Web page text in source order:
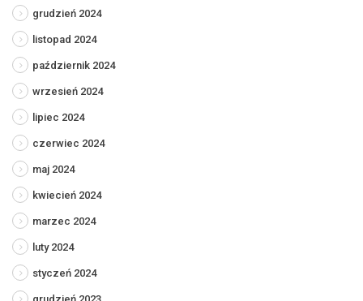
grudzień 2024
listopad 2024
październik 2024
wrzesień 2024
lipiec 2024
czerwiec 2024
maj 2024
kwiecień 2024
marzec 2024
luty 2024
styczeń 2024